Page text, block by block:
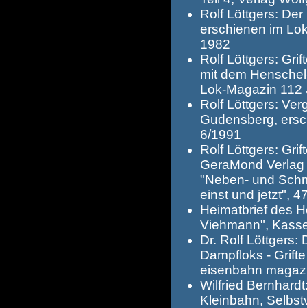
Rolf Löttgers:
erschienen im
1982
Rolf Löttgers:
mit dem
Lok-Magazin
Rolf Löttgers:
Gudensberg,
6/1991
Rolf Löttgers:
GeraMond
"Neben- und
einst und jetzt",
Heimatbrief des
Viehmann",
Dr. Rolf Löttgers:
Dampfloks -
eisenbahn
Wilfried
Kleinbahn,